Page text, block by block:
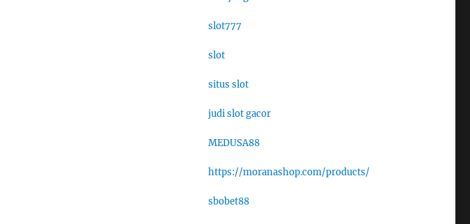
slot777
slot
situs slot
judi slot gacor
MEDUSA88
https://moranashop.com/products/
sbobet88